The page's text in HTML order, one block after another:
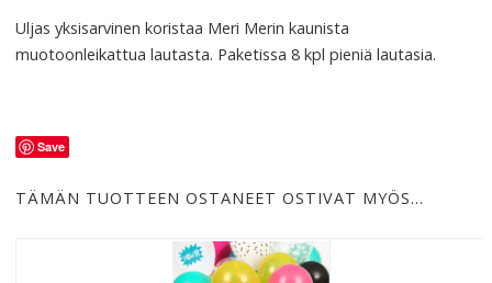
Uljas yksisarvinen koristaa Meri Merin kaunista
muotoonleikattua lautasta. Paketissa 8 kpl pieniä lautasia.
Save
TÄMÄN TUOTTEEN OSTANEET OSTIVAT MYÖS…